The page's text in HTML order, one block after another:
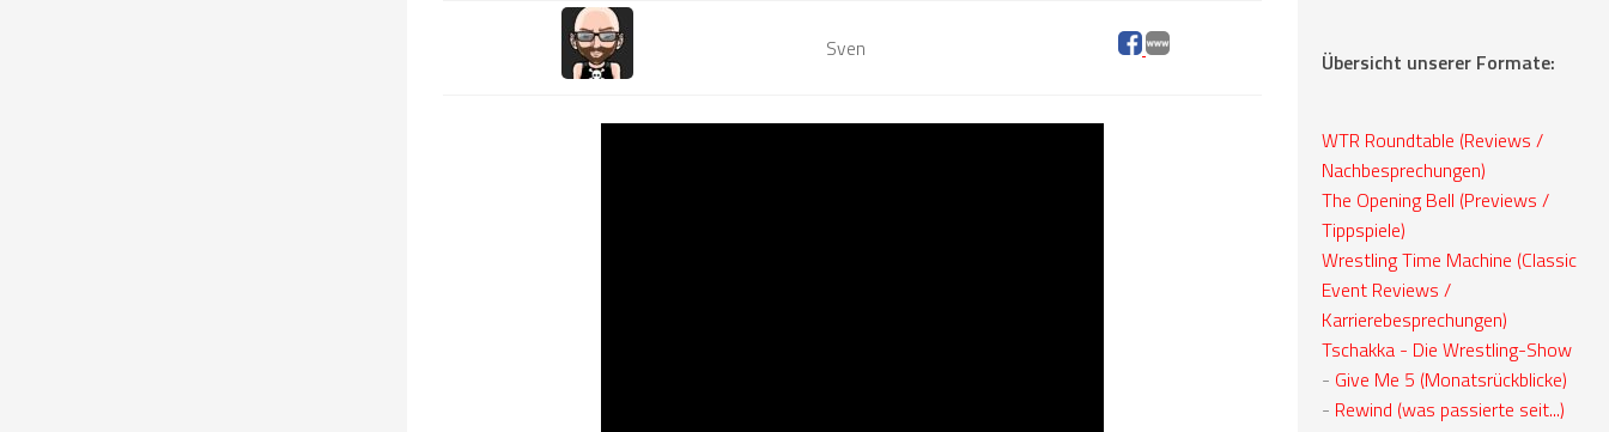
Sven
Übersicht unserer Formate:
WTR Roundtable (Reviews /
Nachbesprechungen)
The Opening Bell (Previews /
Tippspiele)
Wrestling Time Machine (Classic
Event Reviews /
Karrierebesprechungen)
Tschakka - Die Wrestling-Show
- Give Me 5 (Monatsrückblicke)
- Rewind (was passierte seit...)